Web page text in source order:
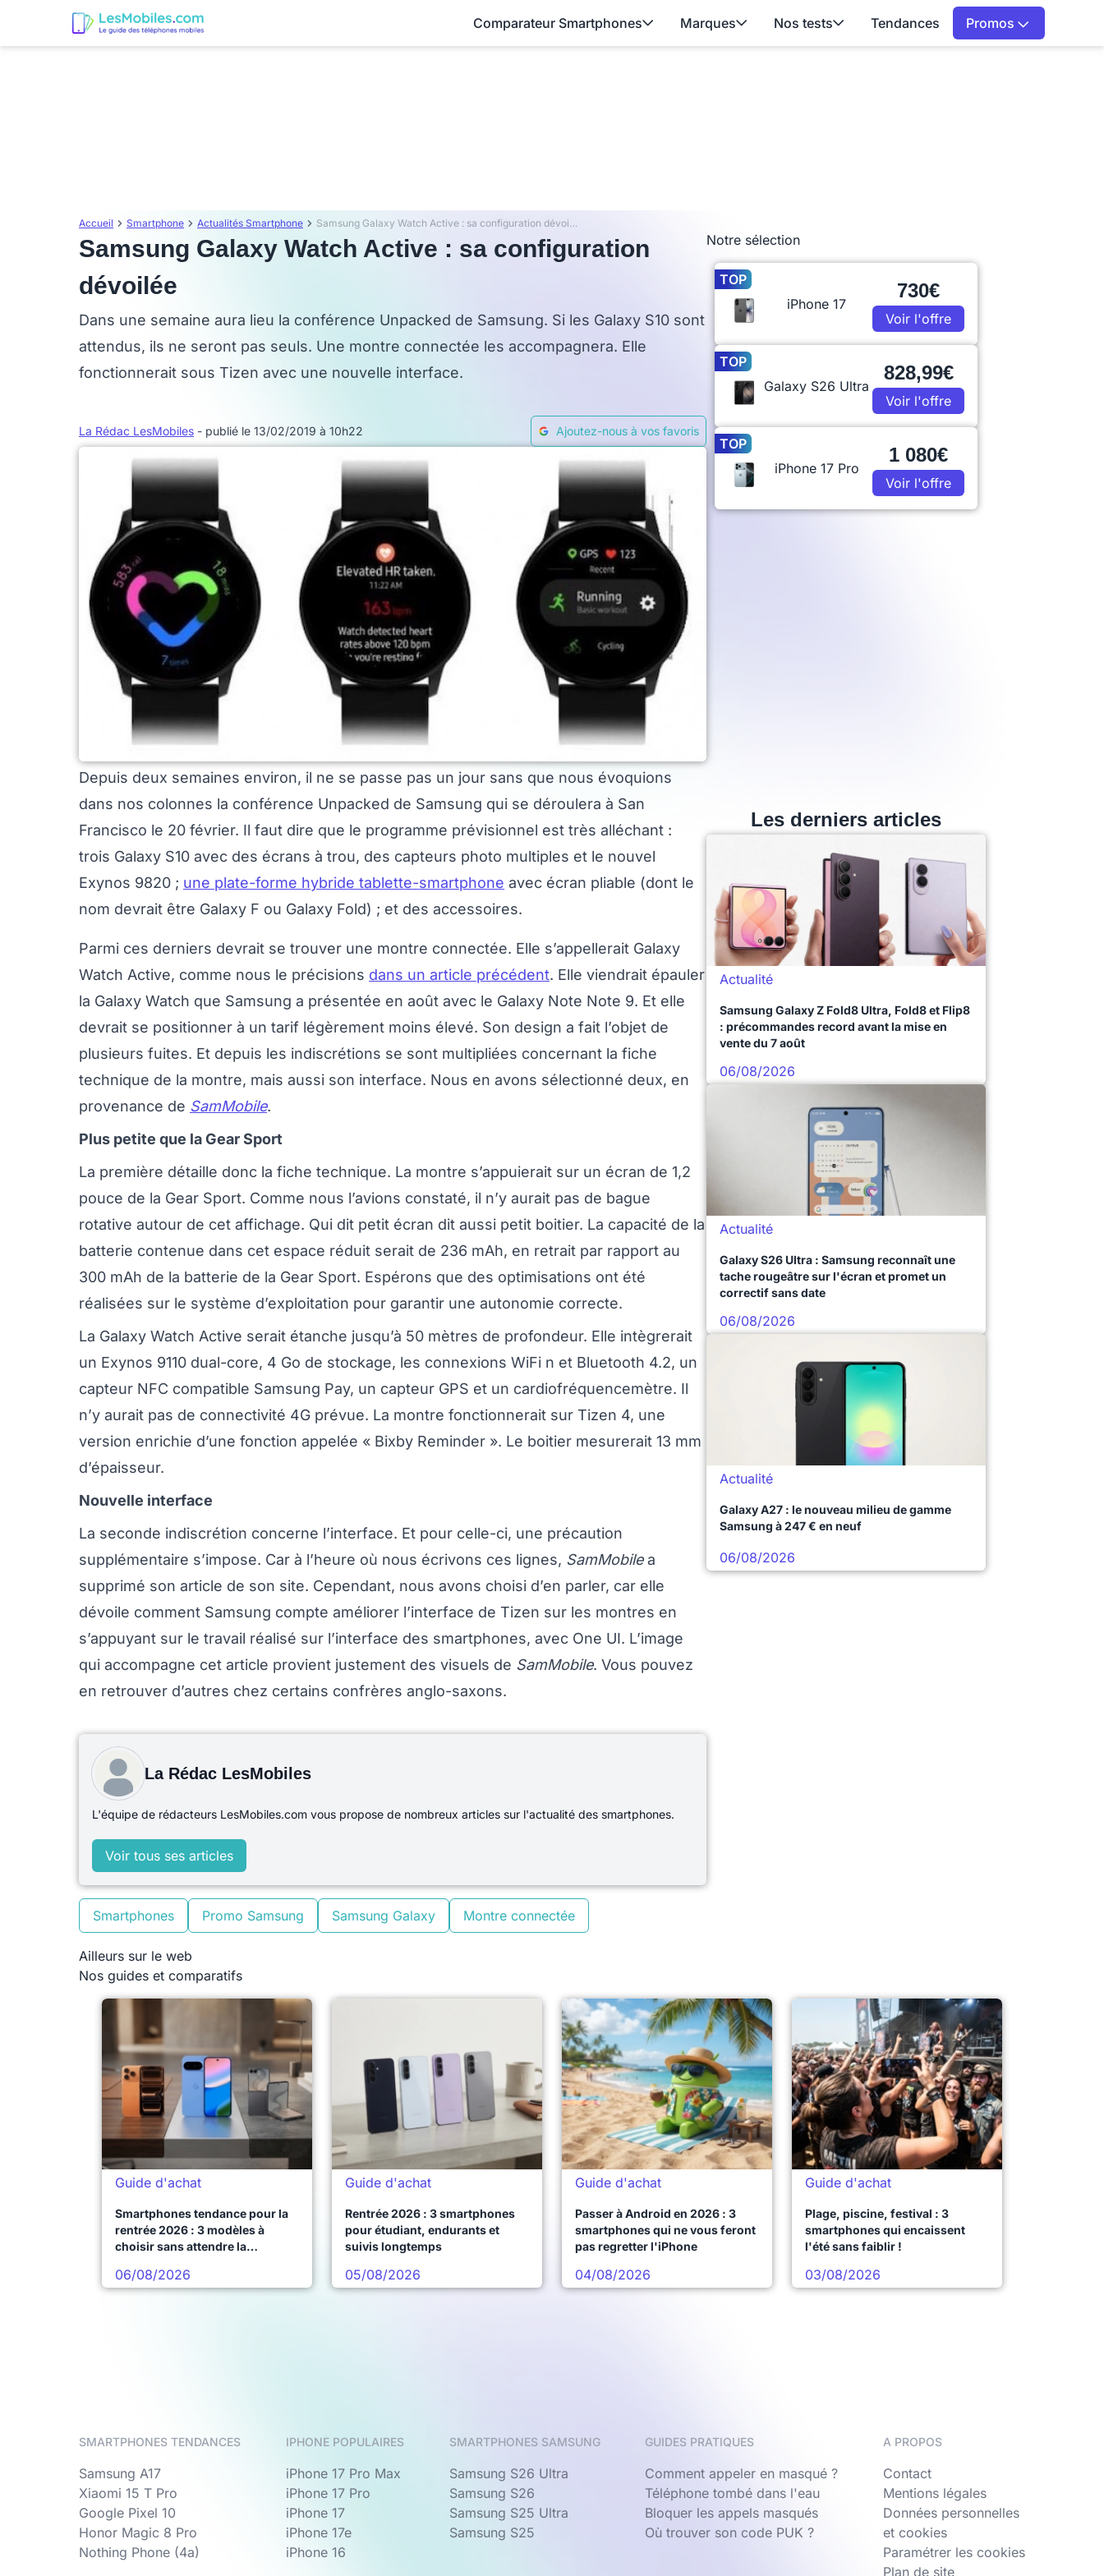
Comparateur Smartphones Marques Nos tests Tendances Promos
Accueil Smartphone Actualités Smartphone Samsung Galaxy Watch Active : sa configuration dévoilée
Samsung Galaxy Watch Active : sa configuration
dévoilée
Dans une semaine aura lieu la conférence Unpacked de Samsung. Si les Galaxy S10 sont
attendus, ils ne seront pas seuls. Une montre connectée les accompagnera. Elle
fonctionnerait sous Tizen avec une nouvelle interface.
La Rédac LesMobiles - publié le 13/02/2019 à 10h22 Ajoutez-nous à vos favoris
Depuis deux semaines environ, il ne se passe pas un jour sans que nous évoquions
dans nos colonnes la conférence Unpacked de Samsung qui se déroulera à San
Francisco le 20 février. Il faut dire que le programme prévisionnel est très alléchant :
trois Galaxy S10 avec des écrans à trou, des capteurs photo multiples et le nouvel
Exynos 9820 ; une plate-forme hybride tablette-smartphone avec écran pliable (dont le
nom devrait être Galaxy F ou Galaxy Fold) ; et des accessoires.
Parmi ces derniers devrait se trouver une montre connectée. Elle s’appellerait Galaxy
Watch Active, comme nous le précisions dans un article précédent. Elle viendrait épauler
la Galaxy Watch que Samsung a présentée en août avec le Galaxy Note Note 9. Et elle
devrait se positionner à un tarif légèrement moins élevé. Son design a fait l’objet de
plusieurs fuites. Et depuis les indiscrétions se sont multipliées concernant la fiche
technique de la montre, mais aussi son interface. Nous en avons sélectionné deux, en
provenance de SamMobile.
Plus petite que la Gear Sport
La première détaille donc la fiche technique. La montre s’appuierait sur un écran de 1,2
pouce de la Gear Sport. Comme nous l’avions constaté, il n’y aurait pas de bague
rotative autour de cet affichage. Qui dit petit écran dit aussi petit boitier. La capacité de la
batterie contenue dans cet espace réduit serait de 236 mAh, en retrait par rapport au
300 mAh de la batterie de la Gear Sport. Espérons que des optimisations ont été
réalisées sur le système d’exploitation pour garantir une autonomie correcte.
La Galaxy Watch Active serait étanche jusqu’à 50 mètres de profondeur. Elle intègrerait
un Exynos 9110 dual-core, 4 Go de stockage, les connexions WiFi n et Bluetooth 4.2, un
capteur NFC compatible Samsung Pay, un capteur GPS et un cardiofréquencemètre. Il
n’y aurait pas de connectivité 4G prévue. La montre fonctionnerait sur Tizen 4, une
version enrichie d’une fonction appelée « Bixby Reminder ». Le boitier mesurerait 13 mm
d’épaisseur.
Nouvelle interface
La seconde indiscrétion concerne l’interface. Et pour celle-ci, une précaution
supplémentaire s’impose. Car à l’heure où nous écrivons ces lignes, SamMobilea
supprimé son article de son site. Cependant, nous avons choisi d’en parler, car elle
dévoile comment Samsung compte améliorer l’interface de Tizen sur les montres en
s’appuyant sur le travail réalisé sur l’interface des smartphones, avec One UI. L’image
qui accompagne cet article provient justement des visuels de SamMobile. Vous pouvez
en retrouver d’autres chez certains confrères anglo-saxons.
La Rédac LesMobiles
L'équipe de rédacteurs LesMobiles.com vous propose de nombreux articles sur l'actualité des smartphones.
Voir tous ses articles
Smartphones Promo Samsung Samsung Galaxy Montre connectée
Ailleurs sur le web
Notre sélection
TOP
iPhone 17
730€
Voir l'offre
TOP
Galaxy S26 Ultra
828,99€
Voir l'offre
TOP
iPhone 17 Pro
1 080€
Voir l'offre
Les derniers articles
Actualité
Samsung Galaxy Z Fold8 Ultra, Fold8 et Flip8
: précommandes record avant la mise en
vente du 7 août
06/08/2026
Actualité
Galaxy S26 Ultra : Samsung reconnaît une
tache rougeâtre sur l'écran et promet un
correctif sans date
06/08/2026
Actualité
Galaxy A27 : le nouveau milieu de gamme
Samsung à 247 € en neuf
06/08/2026
Nos guides et comparatifs
Guide d'achat
Smartphones tendance pour la
rentrée 2026 : 3 modèles à
choisir sans attendre la
06/08/2026
Guide d'achat
Rentrée 2026 : 3 smartphones
pour étudiant, endurants et
suivis longtemps
05/08/2026
Guide d'achat
Passer à Android en 2026 : 3
smartphones qui ne vous feront
pas regretter l'iPhone
04/08/2026
Guide d'achat
Plage, piscine, festival : 3
smartphones qui encaissent
l'été sans faiblir !
03/08/2026
SMARTPHONES TENDANCES
Samsung A17
Xiaomi 15 T Pro
Google Pixel 10
Honor Magic 8 Pro
Nothing Phone (4a)
IPHONE POPULAIRES
iPhone 17 Pro Max
iPhone 17 Pro
iPhone 17
iPhone 17e
iPhone 16
SMARTPHONES SAMSUNG
Samsung S26 Ultra
Samsung S26
Samsung S25 Ultra
Samsung S25
GUIDES PRATIQUES
Comment appeler en masqué ?
Téléphone tombé dans l'eau
Bloquer les appels masqués
Où trouver son code PUK ?
A PROPOS
Contact
Mentions légales
Données personnelles
et cookies
Paramétrer les cookies
Plan de site